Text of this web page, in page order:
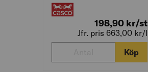
198,90 kr/st
Jfr. pris 663,00 kr/l
Köp